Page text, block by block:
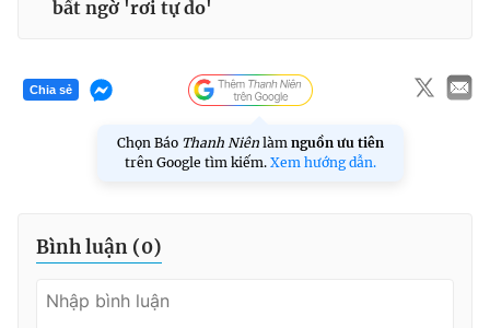
bất ngờ 'rơi tự do'
Chia sẻ
Chọn Báo Thanh Niên làm nguồn ưu tiên
trên Google tìm kiếm. Xem hướng dẫn.
Bình luận (0)